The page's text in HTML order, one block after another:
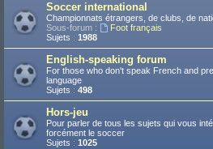
Soccer international
Championnats étrangers, de clubs, de
Sous-forum :
Foot français
Sujets : 1988
English-speaking forum
For those who don't speak French and
language
Sujets : 498
Hors-jeu
Pour parler de tous les sujets qui vous
forcément le soccer
Sujets : 1025